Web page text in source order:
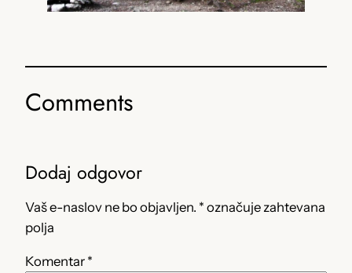
Comments
Dodaj odgovor
Vaš e-naslov ne bo objavljen. * označuje zahtevana
polja
Komentar *